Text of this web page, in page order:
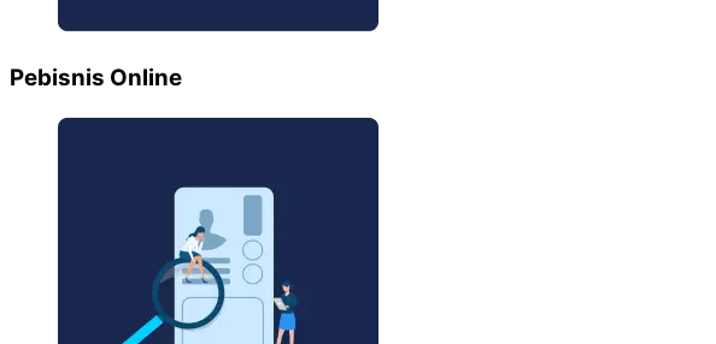
Pebisnis Online